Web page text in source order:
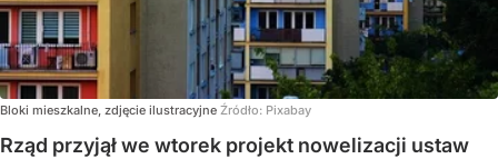
Bloki mieszkalne, zdjęcie ilustracyjne Źródło: Pixabay
Rząd przyjął we wtorek projekt nowelizacji ustaw